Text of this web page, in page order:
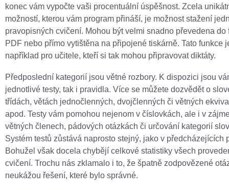
konec vám vypočte vaši procentuální úspěšnost. Zcela
možností, kterou vám program přináší, je možnost stažení
pravopisných cvičení. Mohou být velmi snadno převedena do
PDF nebo přímo vytištěna na připojené tiskárně. Tato funkce
například pro učitele, kteří si tak mohou připravovat diktáty.
Předposlední kategorií jsou větné rozbory. K dispozici jsou
jednotlivé testy, tak i pravidla. Více se můžete dozvědět o
třídách, větách jednočlenných, dvojčlenných či větných
apod. Testy vám pomohou nejenom v číslovkách, ale i v
větných členech, pádových otázkách či určování kategorií
Systém testů zůstává naprosto stejný, jako v předcházejících
Bohužel však docela chybějí celkové statistiky všech
cvičení. Trochu nás zklamalo i to, že špatně zodpovězené
neukážou řešení, které bylo správné.